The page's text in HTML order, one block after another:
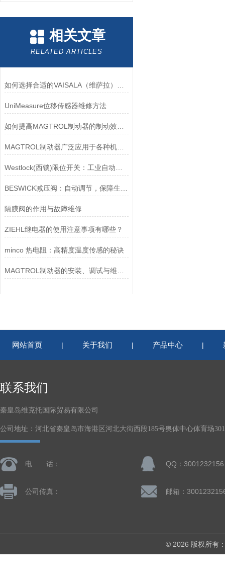
相关文章
RELATED ARTICLES
UniMeasure位移传感器维修方法
MAGTROL制动器广泛应用于各种机械设备和交通工具中
隔膜阀的作用与故障维修
ZIEHL继电器的使用注意事项有哪些？
minco 热电阻：高精度温度传感的秘诀
网站首页 | 关于我们 | 产品中心 |
联系我们
秦皇岛维克托国际贸易有限公司
公司地址：河北省秦皇岛市海港区河北大街西段185号奥体中心体育场
电 话： QQ：3001232156
公司传真： 邮箱：
© 2026 版权所有